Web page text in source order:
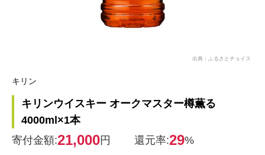
出典：ふるさとチョイス
キリン
キリンウイスキー オークマスター樽薫る
4000ml×1本
寄付金額:21,000円 還元率:29%